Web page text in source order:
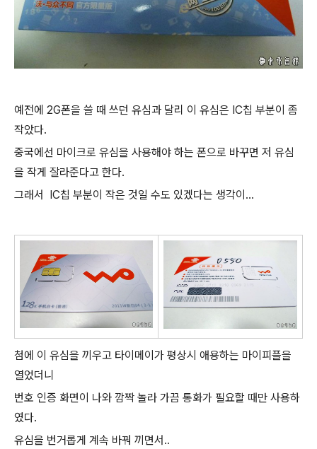
예전에 2G폰을 쓸 때 쓰던 유심과 달리 이 유심은 IC칩 부분이 좀
작았다.
중국에선 마이크로 유심을 사용해야 하는 폰으로 바꾸면 저 유심
을 작게 잘라준다고 한다.
그래서 IC칩 부분이 작은 것일 수도 있겠다는 생각이...
첨에 이 유심을 끼우고 타이메이가 평상시 애용하는 마이피플을
열었더니
번호 인증 화면이 나와 깜짝 놀라 가끔 통화가 필요할 때만 사용하
였다.
유심을 번거롭게 계속 바꿔 끼면서..